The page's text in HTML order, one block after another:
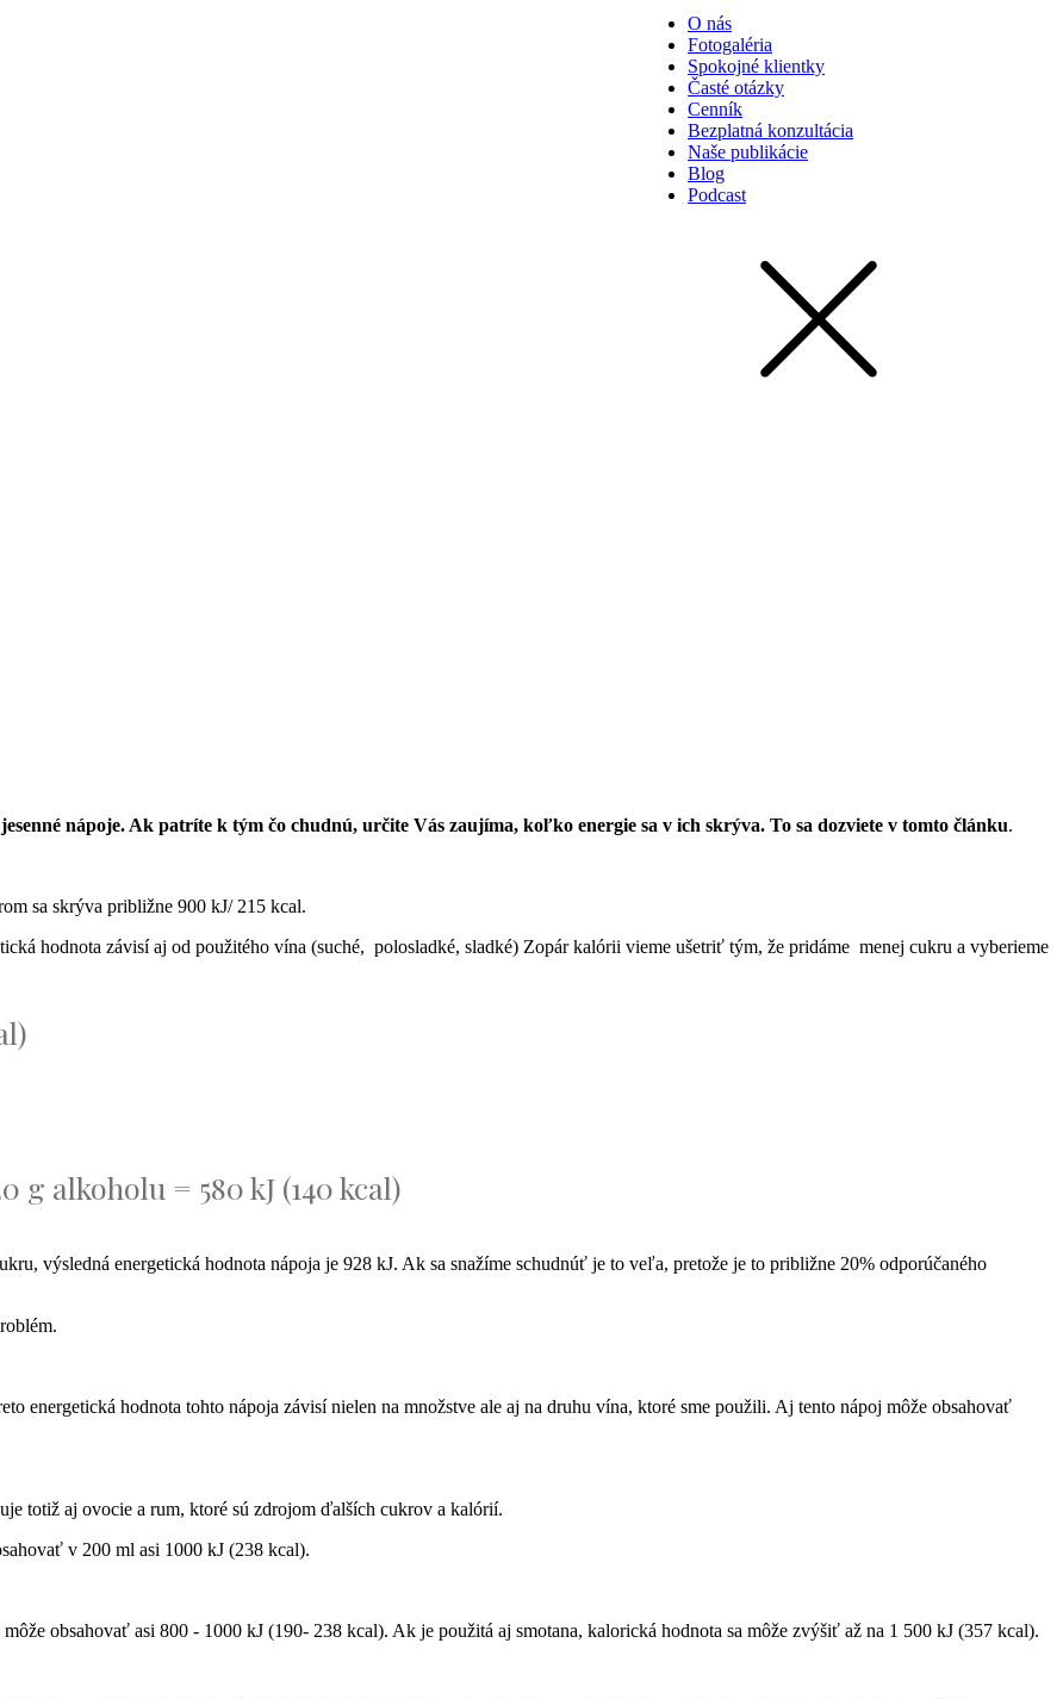
O nás
Fotogaléria
Spokojné klientky
Časté otázky
Cenník
Bezplatná konzultácia
Naše publikácie
Blog
Podcast
nápoje. Ak patríte k tým čo chudnú, určite Vás zaujíma, koľko energie sa v ich skrýva. To sa dozviete v tomto článku.
sa skrýva približne 900 kJ/ 215 kcal.
hodnota závisí aj od použitého vína (suché, polosladké, sladké) Zopár kalórii vieme ušetriť tým, že pridáme menej cukru a vyberieme
g alkoholu = 580 kJ (140 kcal)
výsledná energetická hodnota nápoja je 928 kJ. Ak sa snažíme schudnúť je to veľa, pretože je to približne 20% odporúčaného
energetická hodnota tohto nápoja závisí nielen na množstve ale aj na druhu vína, ktoré sme použili. Aj tento nápoj môže obsahovať
totiž aj ovocie a rum, ktoré sú zdrojom ďalších cukrov a kalórií.
v 200 ml asi 1000 kJ (238 kcal).
obsahovať asi 800 - 1000 kJ (190- 238 kcal). Ak je použitá aj smotana, kalorická hodnota sa môže zvýšiť až na 1 500 kJ (357 kcal).